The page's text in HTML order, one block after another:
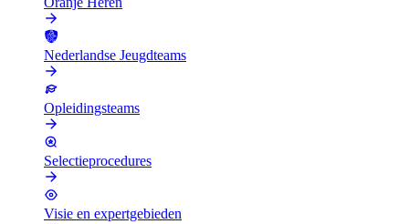
Nederlandse Jeugdteams
Opleidingsteams
Selectieprocedures
Visie en expertgebieden